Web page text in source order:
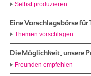
Selbst produzieren
Eine Vorschlagsbörse für
Themen vorschlagen
Die Möglichkeit, unsere
Freunden empfehlen